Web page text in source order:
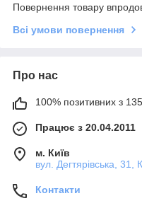
Повернення товару
Всі умови повернення
Про нас
100% позитивних з 135
Працює з 20.04.2011
м. Київ
вул. Дегтярівська, 31,
Контакти